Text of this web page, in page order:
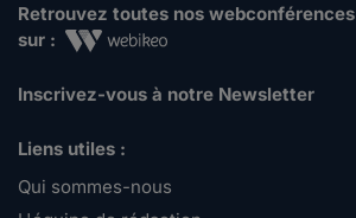
Retrouvez toutes nos webconférences
sur :
Inscrivez-vous à notre Newsletter
Liens utiles :
Qui sommes-nous